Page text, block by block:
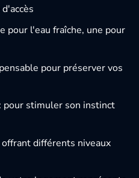
pour l'eau fraîche, une pour
pour préserver vos
: pour stimuler son instinct
différents niveaux